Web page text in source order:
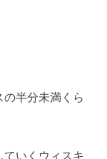
半分未満くら
いくウィスキ